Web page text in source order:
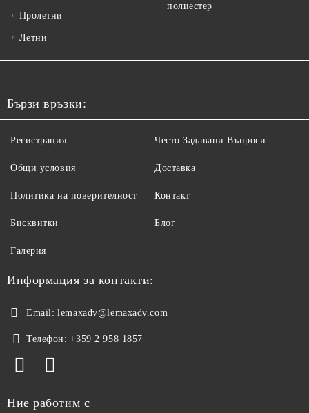
Пролетни
Летни
полиестер
Бързи връзки:
Регистрация
Общи условия
Политика на поверителност
Бисквитки
Често Задавани Въпроси
Доставка
Контакт
Блог
Галерия
Информация за контакти:
Email: lemaxadv@lemaxadv.com
Телефон: +359 2 958 1857
Ние работим с